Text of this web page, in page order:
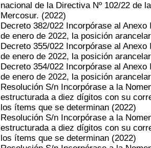
nacional de la Directiva Nº 102/22 de
Mercosur. (2022)
Decreto 382/022 Incorpórase al
de enero de 2022, la posición
Decreto 355/022 Incorpórase al
de enero de 2022, la posición
Decreto 354/022 Incorpórase al
de enero de 2022, la posición
Resolución S/n Incorpórase a la
estructurada a diez dígitos con su
los ítems que se determinan (2022)
Resolución S/n Incorpórase a la
estructurada a diez dígitos con su
los ítems que se determinan (2022)